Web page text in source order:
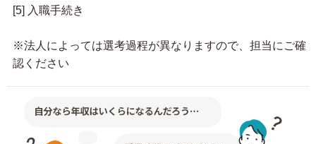
[5] 入職手続き
※法人によっては選考過程が異なりますので、担当にご確
認ください